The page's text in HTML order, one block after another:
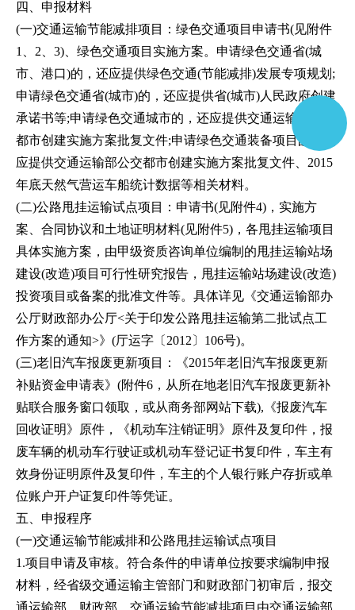
四、申报材料
(一)交通运输节能减排项目：绿色交通项目申请书(见附件
1、2、3)、绿色交通项目实施方案。申请绿色交通省(城
市、港口)的，还应提供绿色交通(节能减排)发展专项规划;
申请绿色交通省(城市)的，还应提供省(城市)人民政府创建
承诺书等;申请绿色交通城市的，还应提供交通运输部公交
都市创建实施方案批复文件;申请绿色交通装备项目的，还
应提供交通运输部公交都市创建实施方案批复文件、2015
年底天然气营运车船统计数据等相关材料。
(二)公路甩挂运输试点项目：申请书(见附件4)，实施方
案、合同协议和土地证明材料(见附件5)，各甩挂运输项目
具体实施方案，由甲级资质咨询单位编制的甩挂运输站场
建设(改造)项目可行性研究报告，甩挂运输站场建设(改造)
投资项目或备案的批准文件等。具体详见《交通运输部办
公厅财政部办公厅<关于印发公路甩挂运输第二批试点工
作方案的通知>》(厅运字〔2012〕106号)。
(三)老旧汽车报废更新项目：《2015年老旧汽车报废更新
补贴资金申请表》(附件6，从所在地老旧汽车报废更新补
贴联合服务窗口领取，或从商务部网站下载),《报废汽车
回收证明》原件，《机动车注销证明》原件及复印件，报
废车辆的机动车行驶证或机动车登记证书复印件，车主有
效身份证明原件及复印件，车主的个人银行账户存折或单
位账户开户证复印件等凭证。
五、申报程序
(一)交通运输节能减排和公路甩挂运输试点项目
1.项目申请及审核。符合条件的申请单位按要求编制申报
材料，经省级交通运输主管部门和财政部门初审后，报交